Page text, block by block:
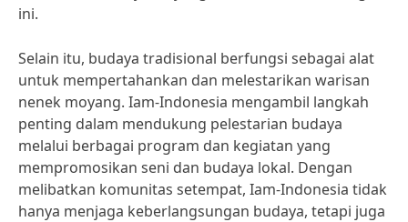
ini.
Selain itu, budaya tradisional berfungsi sebagai alat
untuk mempertahankan dan melestarikan warisan
nenek moyang. Iam-Indonesia mengambil langkah
penting dalam mendukung pelestarian budaya
melalui berbagai program dan kegiatan yang
mempromosikan seni dan budaya lokal. Dengan
melibatkan komunitas setempat, Iam-Indonesia tidak
hanya menjaga keberlangsungan budaya, tetapi juga